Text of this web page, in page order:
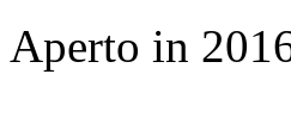
Aperto in